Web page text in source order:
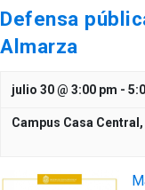
Defensa
Almarza
julio 30 @ 3:00 pm -
Campus Casa Central,